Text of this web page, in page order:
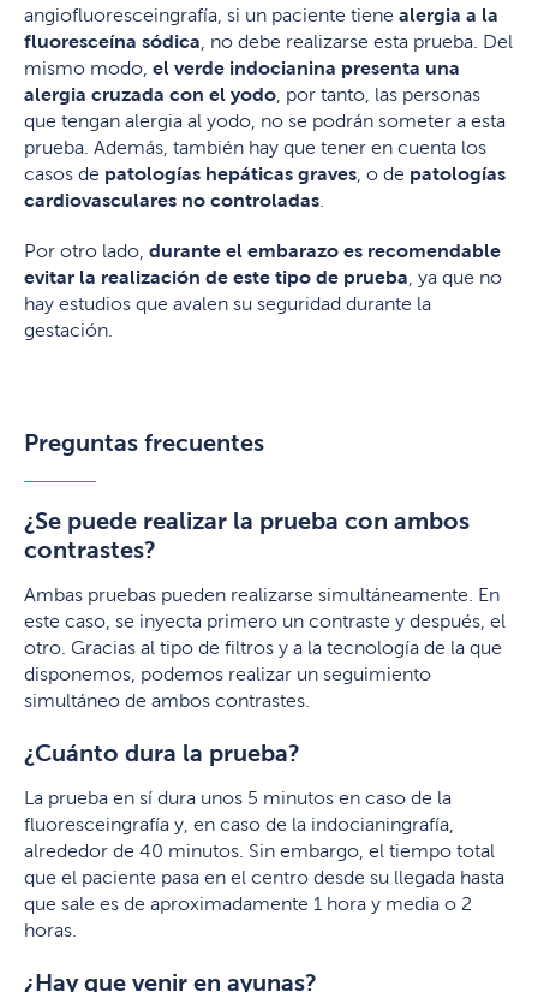
angiofluoresceingrafía, si un paciente tiene alergia a la
fluoresceína sódica , no debe realizarse esta prueba. Del
mismo modo, el verde indocianina presenta una
alergia cruzada con el yodo , por tanto, las personas
que tengan alergia al yodo, no se podrán someter a esta
prueba. Además, también hay que tener en cuenta los
casos de patologías hepáticas graves , o de patologías
cardiovasculares no controladas
Por otro lado, durante el embarazo es recomendable
evitar la realización de este tipo de prueba , ya que no
hay estudios que avalen su seguridad durante la
gestación.
Preguntas frecuentes
¿Se puede realizar la prueba con ambos
contrastes?
Ambas pruebas pueden realizarse simultáneamente. En
este caso, se inyecta primero un contraste y después, el
otro. Gracias al tipo de filtros y a la tecnología de la que
disponemos, podemos realizar un seguimiento
simultáneo de ambos contrastes.
¿Cuánto dura la prueba?
La prueba en sí dura unos 5 minutos en caso de la
fluoresceingrafía y, en caso de la indocianingrafía,
alrededor de 40 minutos. Sin embargo, el tiempo total
que el paciente pasa en el centro desde su llegada hasta
que sale es de aproximadamente 1 hora y media o 2
horas.
¿Hay que venir en ayunas?